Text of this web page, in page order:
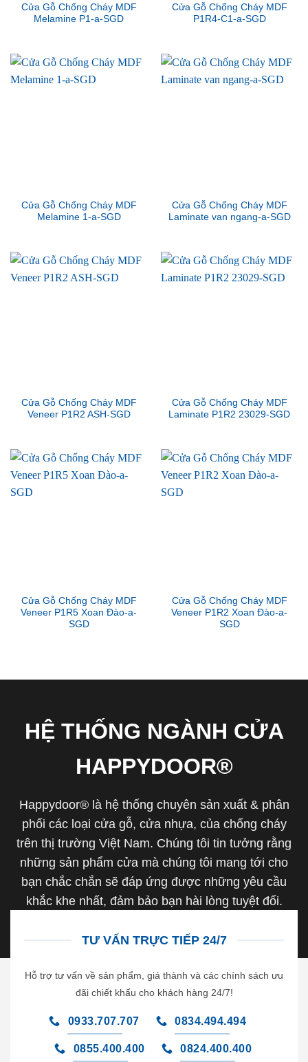
Cửa Gỗ Chống Cháy MDF
Melamine P1-a-SGD
Cửa Gỗ Chống Cháy MDF
P1R4-C1-a-SGD
Cửa Gỗ Chống Cháy MDF
Melamine 1-a-SGD
Cửa Gỗ Chống Cháy MDF
Laminate van ngang-a-SGD
Cửa Gỗ Chống Cháy MDF
Veneer P1R2 ASH-SGD
Cửa Gỗ Chống Cháy MDF
Laminate P1R2 23029-SGD
Cửa Gỗ Chống Cháy MDF
Veneer P1R5 Xoan Đào-a-
SGD
Cửa Gỗ Chống Cháy MDF
Veneer P1R2 Xoan Đào-a-
SGD
HỆ THỐNG NGÀNH CỬA
HAPPYDOOR®
Happydoor® là hệ thống chuyên sản xuất & phân
phối các loại cửa gỗ, cửa nhựa, của chống cháy
trên thị trường Việt Nam. Chúng tôi tin tưởng rằng
những sản phẩm cửa mà chúng tôi mang tới cho
bạn chắc chắn sẽ đáp ứng được những yêu cầu
khắc khe nhất, đảm bảo bạn hài lòng tuyệt đối.
TƯ VẤN TRỰC TIẾP 24/7
Hỗ trợ tư vấn về sản phẩm, giá thành và các chính sách ưu
đãi chiết khấu cho khách hàng 24/7!
0933.707.707 0834.494.494
0855.400.400 0824.400.400